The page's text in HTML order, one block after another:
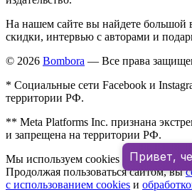
На нашем сайте вы найдете большой
скидки, интервью с авторами и
© 2026 Bombora — Все права
* Социальные сети Facebook и
территории РФ.
** Meta Platforms Inc. признана
и запрещена на территории РФ.
Мы используем cookies для
Продолжая пользоваться сайтом, вы
с использованием cookies и
Привет,